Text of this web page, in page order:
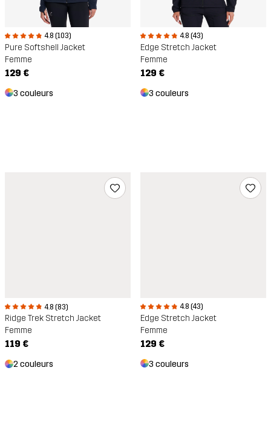
4.8 (103)
Pure Softshell Jacket
Femme
129 €
3 couleurs
4.8 (43)
Edge Stretch Jacket
Femme
129 €
3 couleurs
4.8 (83)
Ridge Trek Stretch Jacket
Femme
119 €
2 couleurs
4.8 (43)
Edge Stretch Jacket
Femme
129 €
3 couleurs